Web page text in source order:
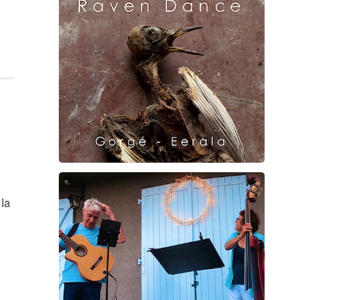
Les fées ...
Raven Dance
Gorgé - Eerala